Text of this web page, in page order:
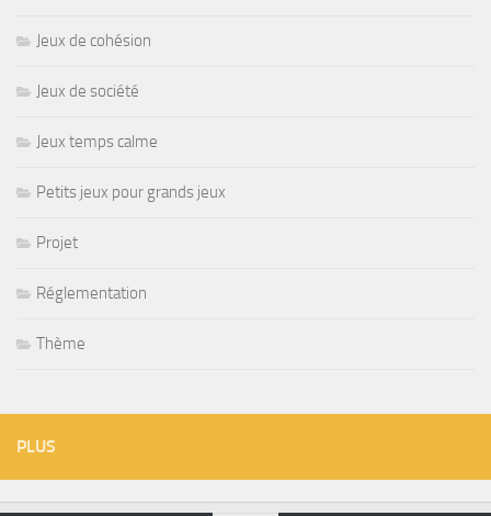
Jeux de cohésion
Jeux de société
Jeux temps calme
Petits jeux pour grands jeux
Projet
Réglementation
Thème
PLUS